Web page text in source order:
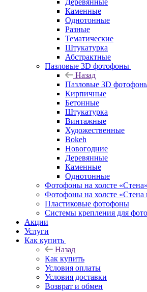
Каменные
Однотонные
Разные
Тематические
Штукатурка
Абстрактные
Пазловые 3D фотофоны
Назад
Пазловые 3D
Кирпичные
Бетонные
Штукатурка
Винтажные
Художественные
Bokeh
Новогодние
Деревянные
Каменные
Однотонные
Фотофоны на холсте «Стена»
Фотофоны на холсте «Стена
Пластиковые фотофоны
Системы крепления для
Акции
Услуги
Как купить
Назад
Как купить
Условия оплаты
Условия доставки
Возврат и обмен